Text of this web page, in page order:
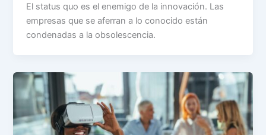
El status quo es el enemigo de la innovación. Las
empresas que se aferran a lo conocido están
condenadas a la obsolescencia.